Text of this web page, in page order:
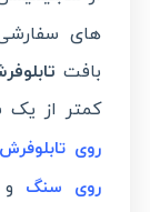
های
بافت
کمتر از یک
روی تابلوفرش
روی سنگ